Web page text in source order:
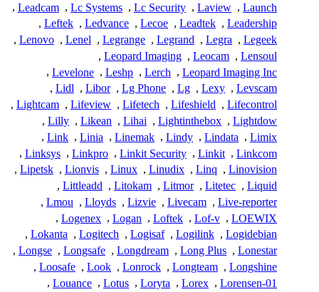
Launch
,
Laview
,
Lc Security
,
Lc Systems
,
Leadcam
,
Leadership
,
Leadtek
,
Lecoe
,
Ledvance
,
Leftek
,
Legeek
,
Legra
,
Legrand
,
Legrange
,
Lenel
,
Lenovo
,
Lensoul
,
Leocam
,
Leopard Imaging
,
Leopard Imaging Inc
,
Lerch
,
Leshp
,
Levelone
,
Levscam
,
Lexy
,
Lg
,
Lg Phone
,
Libor
,
Lidl
,
Lifecontrol
,
Lifeshield
,
Lifetech
,
Lifeview
,
Lightcam
,
Lightdow
,
Lightinthebox
,
Lihai
,
Likean
,
Lilly
,
Limix
,
Lindata
,
Lindy
,
Linemak
,
Linia
,
Link
,
Linkcom
,
Linkit
,
Linkit Security
,
Linkpro
,
Linksys
,
Linovision
,
Linq
,
Linudix
,
Linux
,
Lionvis
,
Lipetsk
,
Liquid
,
Litetec
,
Litmor
,
Litokam
,
Littleadd
,
Live-reporter
,
Livecam
,
Lizvie
,
Lloyds
,
Lmou
,
LOEWIX
,
Lof-v
,
Loftek
,
Logan
,
Logenex
,
Logidebian
,
Logilink
,
Logisaf
,
Logitech
,
Lokanta
,
Lonestar
,
Long Plus
,
Longdream
,
Longsafe
,
Longse
,
Longshine
,
Longteam
,
Lonrock
,
Look
,
Loosafe
,
Lorensen-01
,
Lorex
,
Loryta
,
Lotus
,
Louance
,